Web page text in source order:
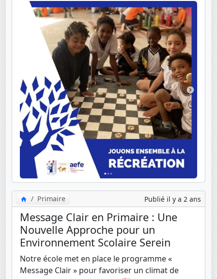
Primaire Publié il y a 2 ans
Message Clair en Primaire : Une
Nouvelle Approche pour un
Environnement Scolaire Serein
Notre école met en place le programme «
Message Clair » pour favoriser un climat de